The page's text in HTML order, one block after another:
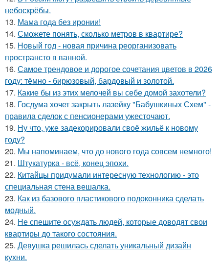
небоскрёбы.
13. Мама года без иронии!
14. Сможете понять, сколько метров в квартире?
15. Новый год - новая причина реорганизовать
пространсто в ванной.
16. Самое трендовое и дорогое сочетания цветов в 2026
году: тёмно - бирюзовый, бардовый и золотой.
17. Какие бы из этих мелочей вы себе домой захотели?
18. Госдума хочет закрыть лазейку "Бабушкиных Схем" -
правила сделок с пенсионерами ужесточают.
19. Ну что, уже задекорировали своё жильё к новому
году?
20. Мы напоминаем, что до нового года совсем немного!
21. Штукатурка - всё, конец эпохи.
22. Китайцы придумали интересную технологию - это
специальная стена вешалка.
23. Как из базового пластикового подоконника сделать
модный.
24. Не спешите осуждать людей, которые доводят свои
квартиры до такого состояния.
25. Девушка решилась сделать уникальный дизайн
кухни.